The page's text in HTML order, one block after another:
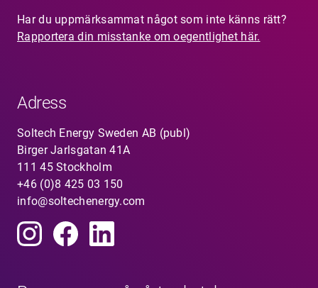
Har du uppmärksammat något som inte känns rätt?
Rapportera din misstanke om oegentlighet här.
Adress
Soltech Energy Sweden AB (publ)
Birger Jarlsgatan 41A
111 45 Stockholm
+46 (0)8 425 03 150
info@soltechenergy.com